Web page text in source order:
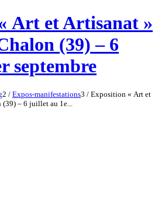
Art et Artisanat »
(39) – 6
septembre
2 / Expos-manifestations3 / Exposition « Art et
– 6 juillet au 1e...